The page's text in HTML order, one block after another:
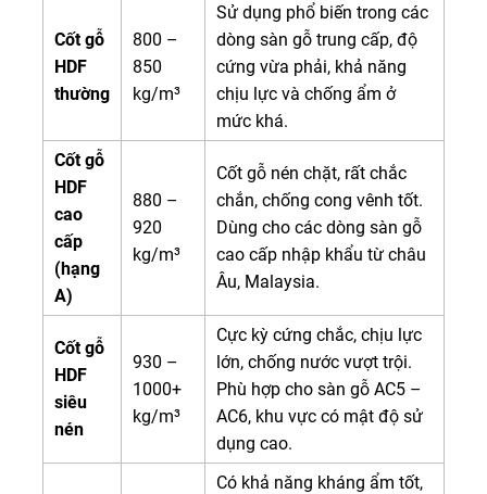
Cốt gỗ
HDF
thường
800 –
850
kg/m³
Sử dụng phổ biến trong các
dòng sàn gỗ trung cấp, độ
cứng vừa phải, khả năng
chịu lực và chống ẩm ở
mức khá.
Cốt gỗ
HDF
cao
cấp
(hạng
A)
880 –
920
kg/m³
Cốt gỗ nén chặt, rất chắc
chắn, chống cong vênh tốt.
Dùng cho các dòng sàn gỗ
cao cấp nhập khẩu từ châu
Âu, Malaysia.
Cốt gỗ
HDF
siêu
nén
930 –
1000+
kg/m³
Cực kỳ cứng chắc, chịu lực
lớn, chống nước vượt trội.
Phù hợp cho sàn gỗ AC5 –
AC6, khu vực có mật độ sử
dụng cao.
Có khả năng kháng ẩm tốt,